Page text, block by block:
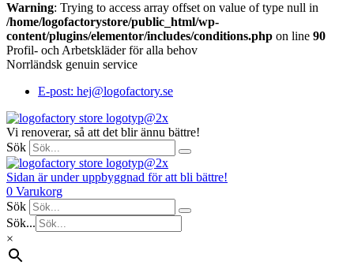
Warning: Trying to access array offset on value of type null in
/home/logofactorystore/public_html/wp-
content/plugins/elementor/includes/conditions.php on line 90
Profil- och Arbetskläder för alla behov
Norrländsk genuin service
E-post: hej@logofactory.se
Vi renoverar, så att det blir ännu bättre!
Sök
Sidan är under uppbyggnad för att bli bättre!
0 Varukorg
Sök
Sök...
×